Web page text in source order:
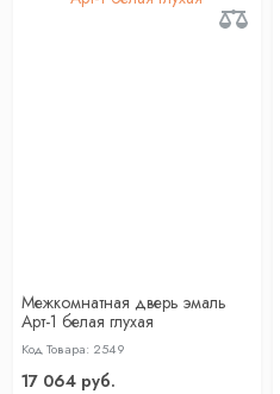
Межкомнатная дверь эмаль
Арт-1 белая глухая
Код Товара: 2549
17 064 руб.